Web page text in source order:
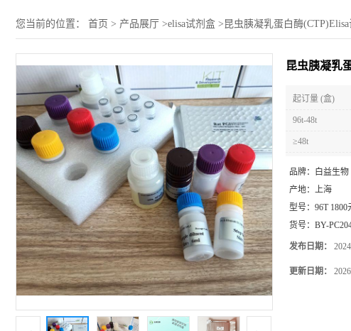
您当前的位置： 首页 > 产品展厅 >elisa试剂盒 > 昆虫胰凝乳蛋白酶
昆虫胰凝乳
起订量 (盒)
96t-48t
≥48t
品牌：
白益生物
产地： 上海
型号： 96T 1800
货号： BY-
发布日期：
更新日期：